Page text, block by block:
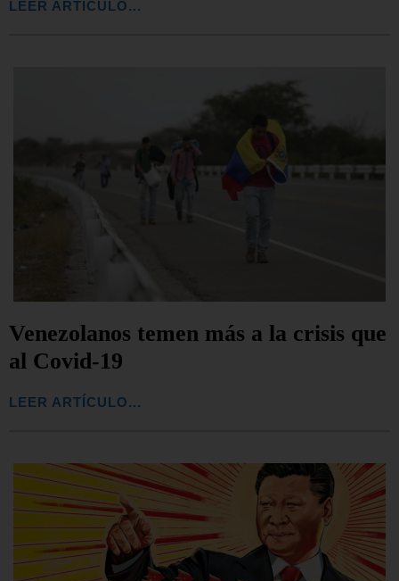
LEER ARTÍCULO...
Venezolanos temen más a la crisis que
al Covid-19
LEER ARTÍCULO...